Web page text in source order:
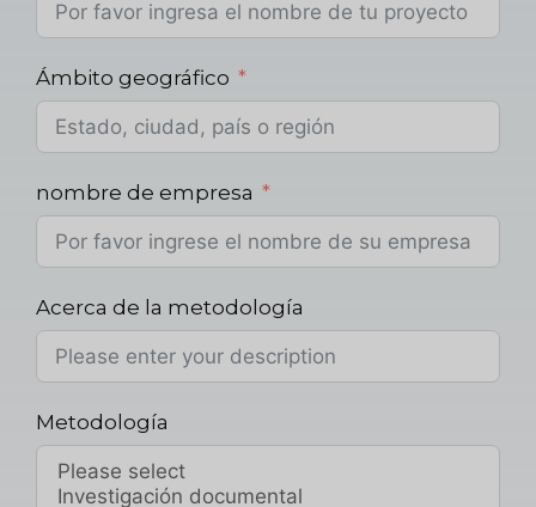
Ámbito geográfico
nombre de empresa
Acerca de la metodología
Metodología